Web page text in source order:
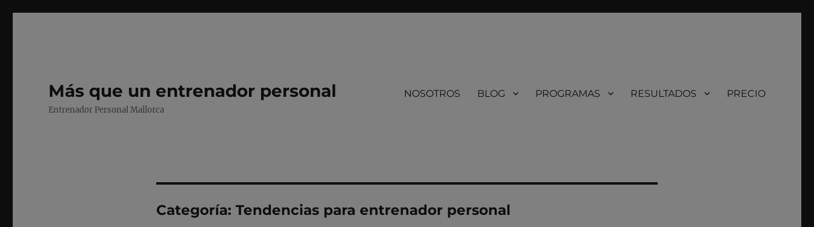
Más que un entrenador personal
Entrenador Personal Mallorca
NOSOTROS BLOG PROGRAMAS RESULTADOS PRECIO
Categoría: Tendencias para entrenador personal